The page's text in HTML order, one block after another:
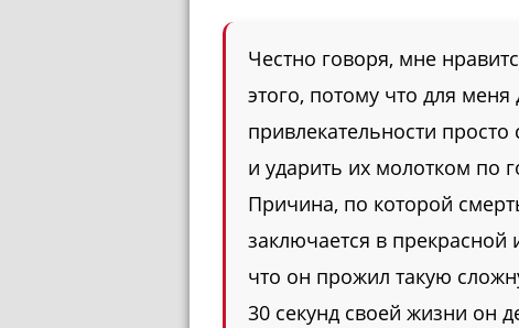
Честно говоря, мне
этого, потому что для меня
привлекательности
и ударить их молотком по
Причина, по которой
заключается в
что он прожил такую
30 секунд своей жизни он